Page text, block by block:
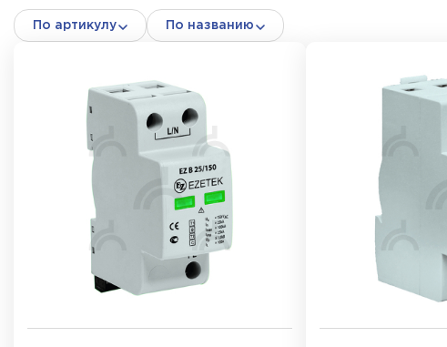
По артикулу По названию